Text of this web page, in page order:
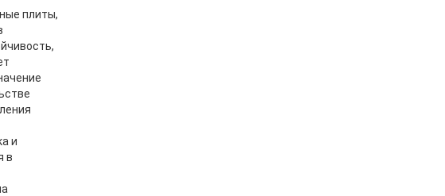
плиты,
и
в